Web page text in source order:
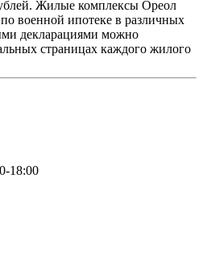
Жилые комплексы Ореол
военной ипотеке в различных
декларациями можно
страницах каждого жилого
18:00